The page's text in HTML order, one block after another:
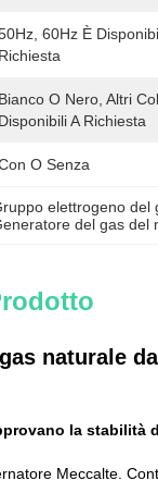
60Hz È
Richiesta
Bianco O Nero, Altri
Disponibili A Richiesta
O Senza
elettrogeno del
del gas del
naturale
la stabilità
Meccalte.